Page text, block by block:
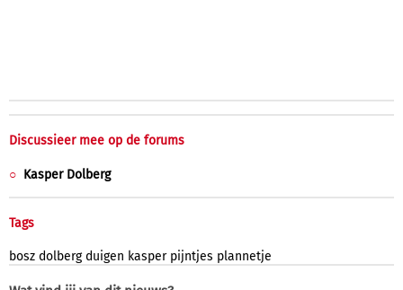
Discussieer mee op de forums
Kasper Dolberg
Tags
bosz dolberg duigen kasper pijntjes plannetje